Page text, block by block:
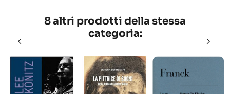
8 altri prodotti della stessa
categoria: